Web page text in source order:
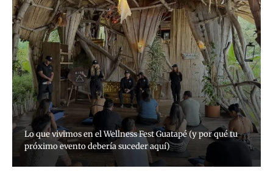
Lo que vivimos en el Wellness Fest Guatapé (y por qué tu
próximo evento debería suceder aquí)